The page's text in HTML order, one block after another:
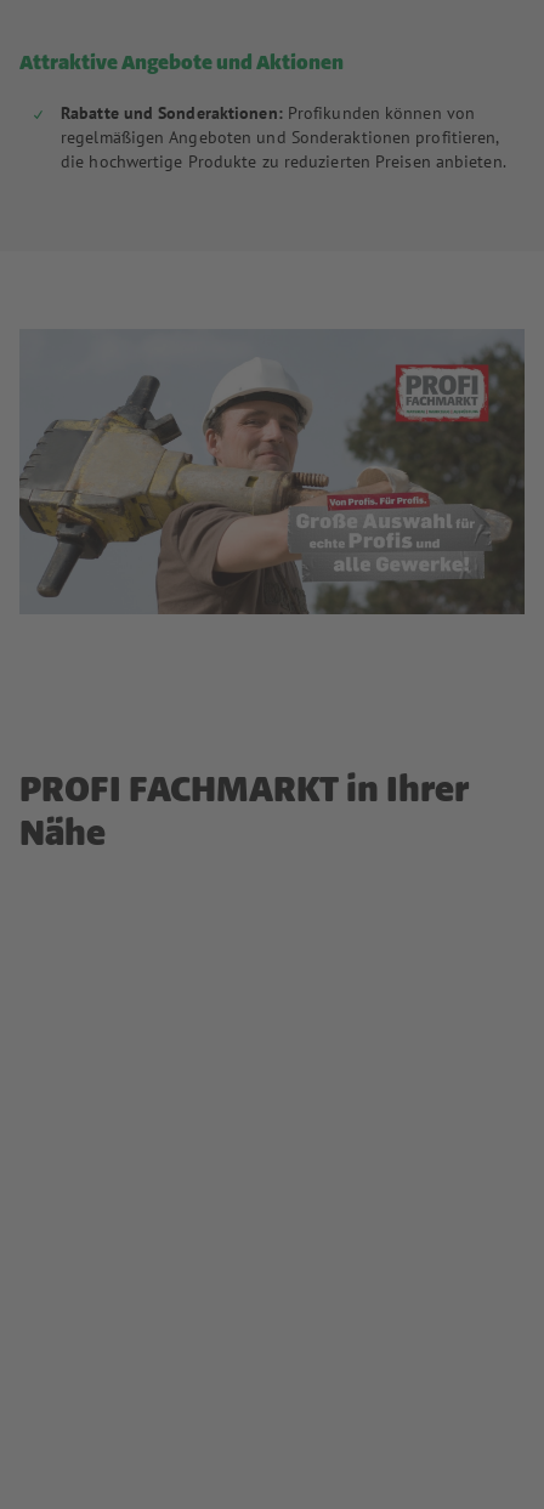
Attraktive Angebote und Aktionen
Rabatte und Sonderaktionen:Profikunden können von
regelmäßigen Angeboten und Sonderaktionen profitieren,
die hochwertige Produkte zu reduzierten Preisen anbieten.
PROFI FACHMARKT in Ihrer
Nähe